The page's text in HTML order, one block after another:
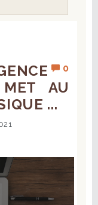
0
AU
...